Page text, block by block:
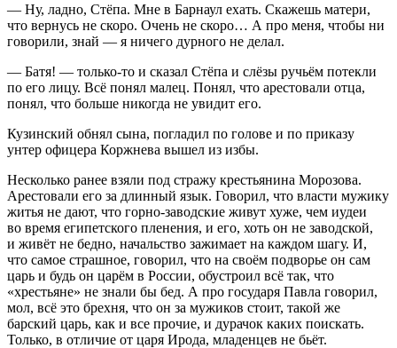
— Ну, ладно, Стёпа. Мне в Барнаул ехать. Скажешь матери,
что вернусь не скоро. Очень не скоро… А про меня, чтобы ни
говорили, знай — я ничего дурного не делал.
— Батя! — только-то и сказал Стёпа и слёзы ручьём потекли
по его лицу. Всё понял малец. Понял, что арестовали отца,
понял, что больше никогда не увидит его.
Кузинский обнял сына, погладил по голове и по приказу
унтер офицера Коржнева вышел из избы.
Несколько ранее взяли под стражу крестьянина Морозова.
Арестовали его за длинный язык. Говорил, что власти мужику
житья не дают, что горно-заводские живут хуже, чем иудеи
во время египетского пленения, и его, хоть он не заводской,
и живёт не бедно, начальство зажимает на каждом шагу. И,
что самое страшное, говорил, что на своём подворье он сам
царь и будь он царём в России, обустроил всё так, что
«хрестьяне» не знали бы бед. А про государя Павла говорил,
мол, всё это брехня, что он за мужиков стоит, такой же
барский царь, как и все прочие, и дурачок каких поискать.
Только, в отличие от царя Ирода, младенцев не бьёт.